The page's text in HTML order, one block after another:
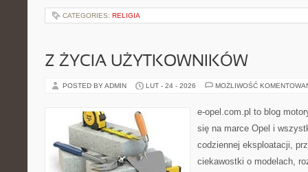
CATEGORIES: RELIGIA
Z ŻYCIA UŻYTKOWNIKÓW
POSTED BY ADMIN LUT - 24 - 2026 MOŻLIWOŚĆ
e-opel.com.pl to blog
się na marce Opel i
codziennej eksploatacji,
ciekawostki o modelach,